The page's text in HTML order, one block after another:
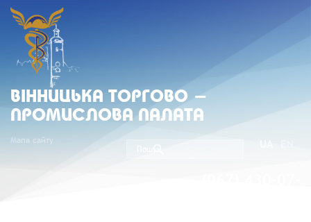
ВIННИЦЬКА ТОРГОВО -
ПРОМИСЛОВА ПАЛАТА
Мапа сайту